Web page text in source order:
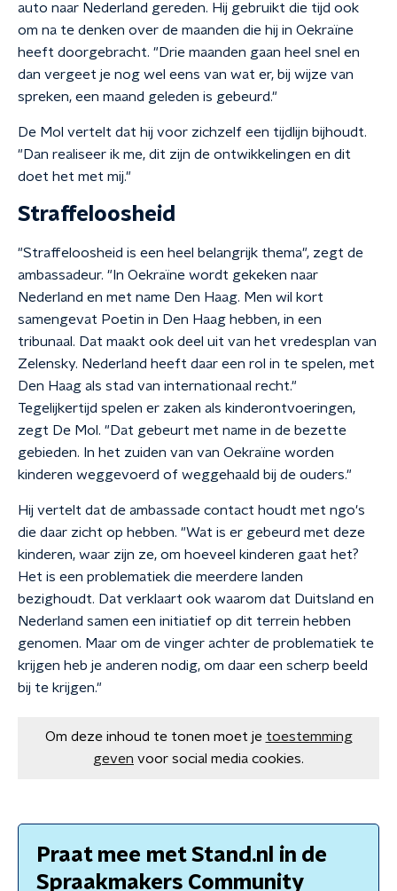
auto naar Nederland gereden. Hij gebruikt die tijd ook
om na te denken over de maanden die hij in Oekraïne
heeft doorgebracht. "Drie maanden gaan heel snel en
dan vergeet je nog wel eens van wat er, bij wijze van
spreken, een maand geleden is gebeurd."
De Mol vertelt dat hij voor zichzelf een tijdlijn bijhoudt.
"Dan realiseer ik me, dit zijn de ontwikkelingen en dit
doet het met mij."
Straffeloosheid
"Straffeloosheid is een heel belangrijk thema", zegt de
ambassadeur. "In Oekraïne wordt gekeken naar
Nederland en met name Den Haag. Men wil kort
samengevat Poetin in Den Haag hebben, in een
tribunaal. Dat maakt ook deel uit van het vredesplan van
Zelensky. Nederland heeft daar een rol in te spelen, met
Den Haag als stad van internationaal recht."
Tegelijkertijd spelen er zaken als kinderontvoeringen,
zegt De Mol. "Dat gebeurt met name in de bezette
gebieden. In het zuiden van van Oekraïne worden
kinderen weggevoerd of weggehaald bij de ouders."
Hij vertelt dat de ambassade contact houdt met ngo's
die daar zicht op hebben. "Wat is er gebeurd met deze
kinderen, waar zijn ze, om hoeveel kinderen gaat het?
Het is een problematiek die meerdere landen
bezighoudt. Dat verklaart ook waarom dat Duitsland en
Nederland samen een initiatief op dit terrein hebben
genomen. Maar om de vinger achter de problematiek te
krijgen heb je anderen nodig, om daar een scherp beeld
bij te krijgen."
Om deze inhoud te tonen moet je toestemming
geven voor social media cookies.
Praat mee met Stand.nl in de
Spraakmakers Community